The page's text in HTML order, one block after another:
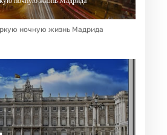
ночную жизнь Мадрида